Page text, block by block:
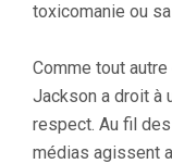
toxicomanie ou
Comme tout
Jackson a droit à
respect. Au fil
médias agissent